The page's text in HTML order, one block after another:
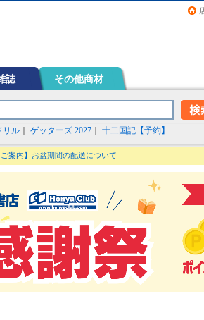
誌 その他商材
リル ゲッターズ 2027 十二国記【予約】
ご案内】お盆期間の配送について